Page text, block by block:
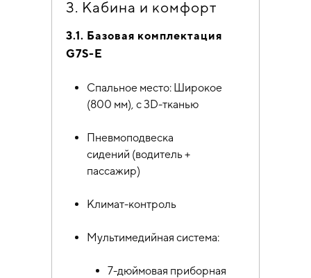
3. Кабина и комфорт
3.1. Базовая комплектация
G7S-E
Спальное место: Широкое
(800 мм), с 3D-тканью
Пневмоподвеска
сидений (водитель +
пассажир)
Климат-контроль
Мультимедийная система:
7-дюймовая приборная